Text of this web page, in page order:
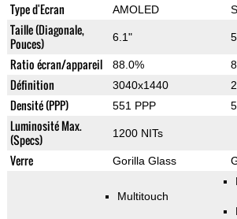
Type d'Ecran AMOLED
Taille (Diagonale,
Pouces)
6.1"
Ratio écran/appareil 88.0%
Définition 3040x1440
Densité (PPP) 551 PPP
Luminosité Max.
(Specs)
1200 NITs
Verre Gorilla Glass
Multitouch